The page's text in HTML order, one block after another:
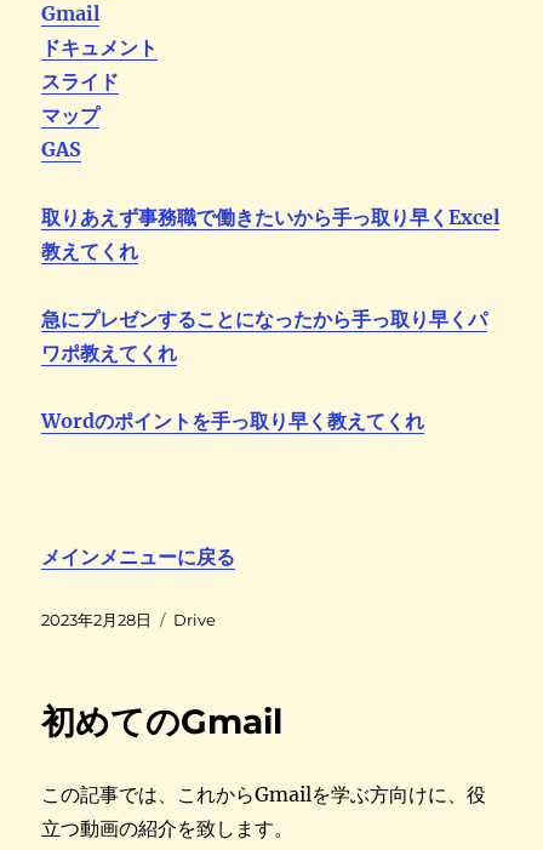
Gmail
ドキュメント
スライド
マップ
GAS
取りあえず事務職で働きたいから手っ取り早くExcel
教えてくれ
急にプレゼンすることになったから手っ取り早くパ
ワポ教えてくれ
Wordのポイントを手っ取り早く教えてくれ
メインメニューに戻る
投
2023年2月28日
カ
ー
Drive
初めてのGmail
この記事では、これからGmailを学ぶ方向けに、役
立つ動画の紹介を致します。